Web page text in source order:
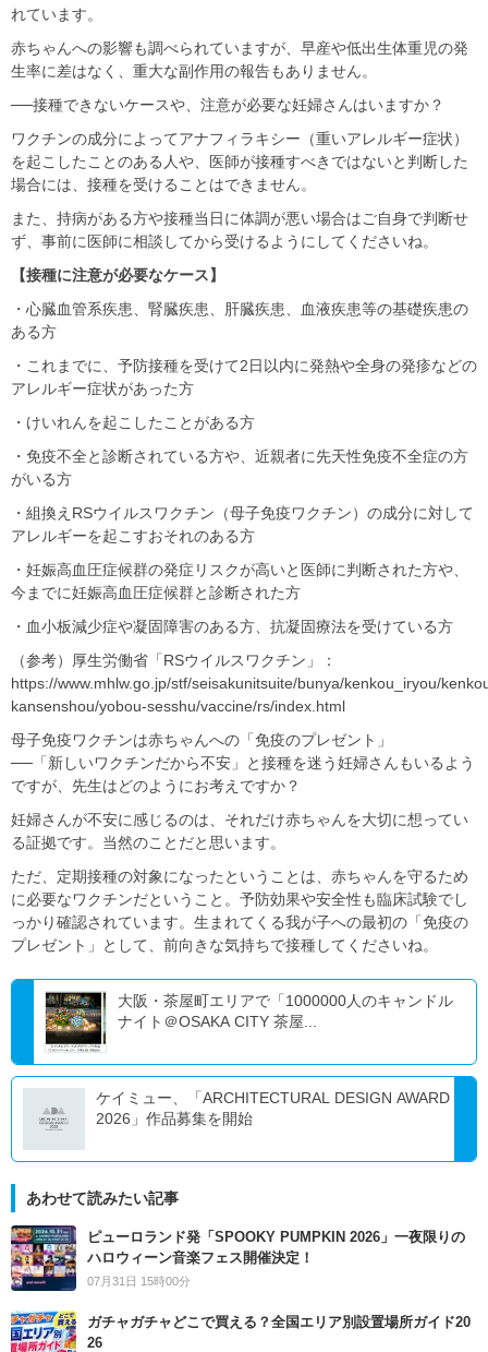
れています。
赤ちゃんへの影響も調べられていますが、早産や低出生体重児の発
生率に差はなく、重大な副作用の報告もありません。
──接種できないケースや、注意が必要な妊婦さんはいますか？
ワクチンの成分によってアナフィラキシー（重いアレルギー症状）
を起こしたことのある人や、医師が接種すべきではないと判断した
場合には、接種を受けることはできません。
また、持病がある方や接種当日に体調が悪い場合はご自身で判断せ
ず、事前に医師に相談してから受けるようにしてくださいね。
【接種に注意が必要なケース】
・心臓血管系疾患、腎臓疾患、肝臓疾患、血液疾患等の基礎疾患の
ある方
・これまでに、予防接種を受けて2日以内に発熱や全身の発疹などの
アレルギー症状があった方
・けいれんを起こしたことがある方
・免疫不全と診断されている方や、近親者に先天性免疫不全症の方
がいる方
・組換えRSウイルスワクチン（母子免疫ワクチン）の成分に対して
アレルギーを起こすおそれのある方
・妊娠高血圧症候群の発症リスクが高いと医師に判断された方や、
今までに妊娠高血圧症候群と診断された方
・血小板減少症や凝固障害のある方、抗凝固療法を受けている方
（参考）厚生労働省「RSウイルスワクチン」：
https://www.mhlw.go.jp/stf/seisakunitsuite/bunya/kenkou_iryou/
kansenshou/yobou-sesshu/vaccine/rs/index.html
母子免疫ワクチンは赤ちゃんへの「免疫のプレゼント」
──「新しいワクチンだから不安」と接種を迷う妊婦さんもいるよう
ですが、先生はどのようにお考えですか？
妊婦さんが不安に感じるのは、それだけ赤ちゃんを大切に想ってい
る証拠です。当然のことだと思います。
ただ、定期接種の対象になったということは、赤ちゃんを守るため
に必要なワクチンだということ。予防効果や安全性も臨床試験でし
っかり確認されています。生まれてくる我が子への最初の「免疫の
プレゼント」として、前向きな気持ちで接種してくださいね。
大阪・茶屋町エリアで「1000000人のキャンドル
ナイト＠OSAKA CITY 茶屋...
ケイミュー、「ARCHITECTURAL DESIGN AWARD
2026」作品募集を開始
あわせて読みたい記事
ピューロランド発「SPOOKY PUMPKIN 2026」一夜限りの
ハロウィーン音楽フェス開催決定！
07月31日 15時00分
ガチャガチャどこで買える？全国エリア別設置場所ガイド20
26